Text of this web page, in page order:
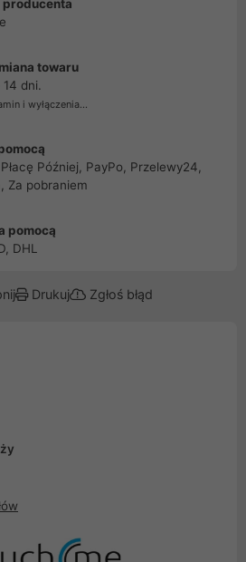
producenta
towaru
dni.
i wyłączenia...
Później, PayPo, Przelewy24,
Za pobraniem
pomocą
DHL
Drukuj Zgłoś błąd